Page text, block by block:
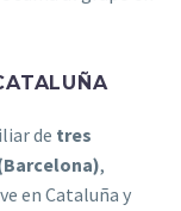
de tres
,
en Cataluña y